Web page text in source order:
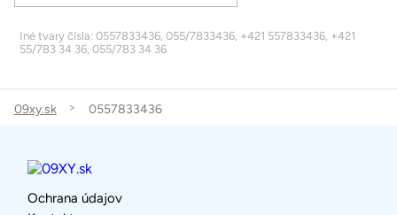
Iné tvary čísla: 0557833436, 055/7833436, +421 557833436, +421
55/783 34 36, 055/783 34 36
09xy.sk 0557833436
Ochrana údajov